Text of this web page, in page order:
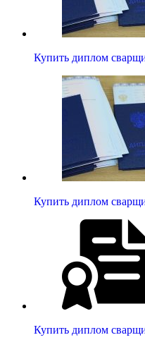
Купить диплом
Купить диплом
Купить диплом